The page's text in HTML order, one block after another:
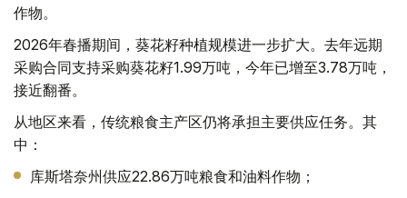
作物。
2026年春播期间，葵花籽种植规模进一步扩大。去年远期
采购合同支持采购葵花籽1.99万吨，今年已增至3.78万吨，
接近翻番。
从地区来看，传统粮食主产区仍将承担主要供应任务。其
中：
库斯塔奈州供应22.86万吨粮食和油料作物；